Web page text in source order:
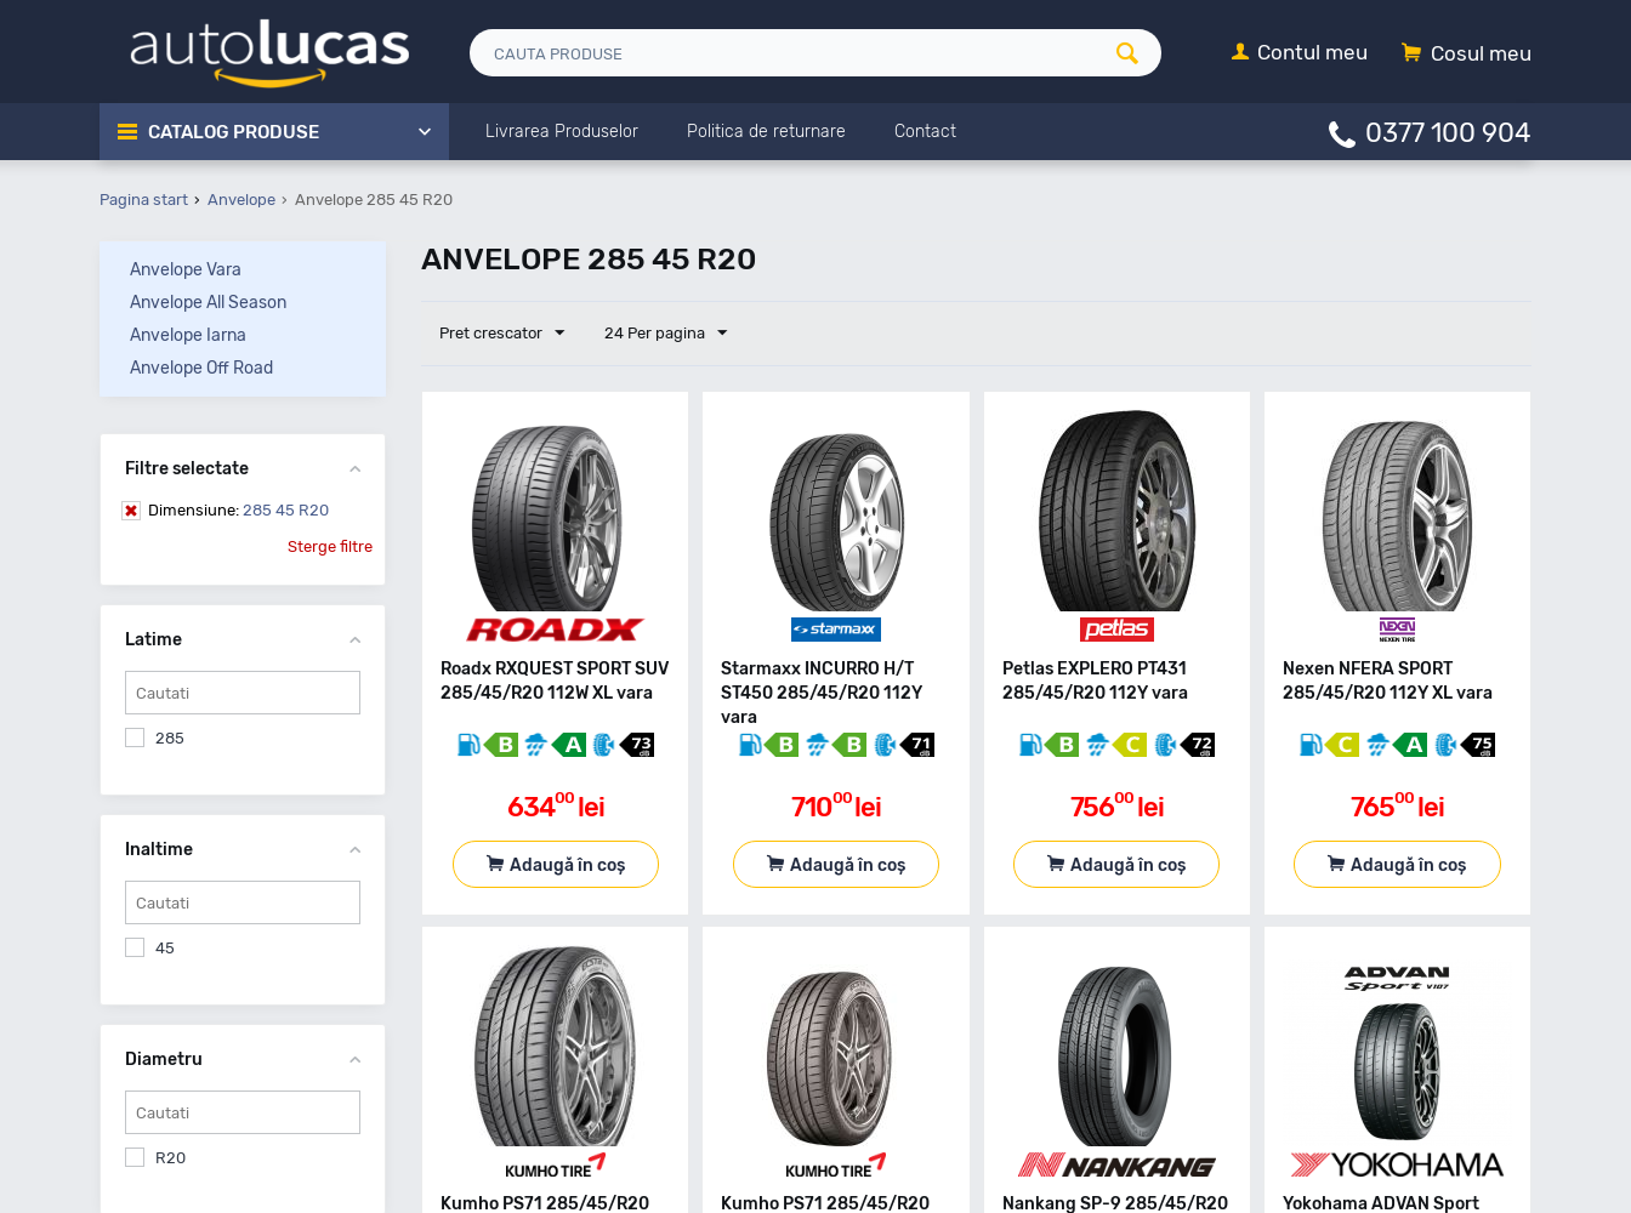
Cosul meu
Contul meu
CATALOG PRODUSE Livrarea Produselor Politica de returnare Contact 0377 100 904
Pagina start Anvelope Anvelope 285 45 R20
ANVELOPE 285 45 R20
Pret crescator 24 Per pagina
Roadx RXQUEST SPORT SUV
285/45/R20 112W XL vara
63400 lei
Adaugă în coș
Starmaxx INCURRO H/T
ST450 285/45/R20 112Y
vara
71000 lei
Adaugă în coș
Petlas EXPLERO PT431
285/45/R20 112Y vara
75600 lei
Adaugă în coș
Nexen NFERA SPORT
285/45/R20 112Y XL vara
76500 lei
Adaugă în coș
Kumho PS71 285/45/R20
Kumho PS71 285/45/R20
Nankang SP-9 285/45/R20
Yokohama ADVAN Sport
Anvelope Vara
Anvelope All Season
Anvelope Iarna
Anvelope Off Road
Filtre selectate
Dimensiune: 285 45 R20
Sterge filtre
Latime
285
Inaltime
45
Diametru
R20